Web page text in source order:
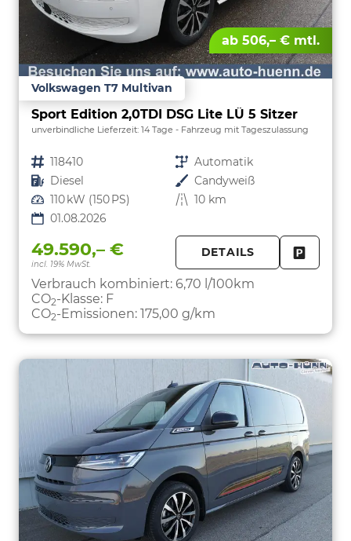
ab 506,– € mtl.
Volkswagen T7 Multivan
Sport Edition 2,0TDI DSG Lite LÜ 5 Sitzer
unverbindliche Lieferzeit: 14 Tage Fahrzeug mit Tageszulassung
Fahrzeugnr. 118410 Getriebe Automatik
Kraftstoff Diesel Außenfarbe Candyweiß
Leistung 110 kW (150 PS) Kilometerstand 10 km
01.08.2026
49.590,– €
incl. 19% MwSt.
DETAILS
Verbrauch kombiniert: 6,70 l/100km
CO2-Klasse: F
CO2-Emissionen: 175,00 g/km